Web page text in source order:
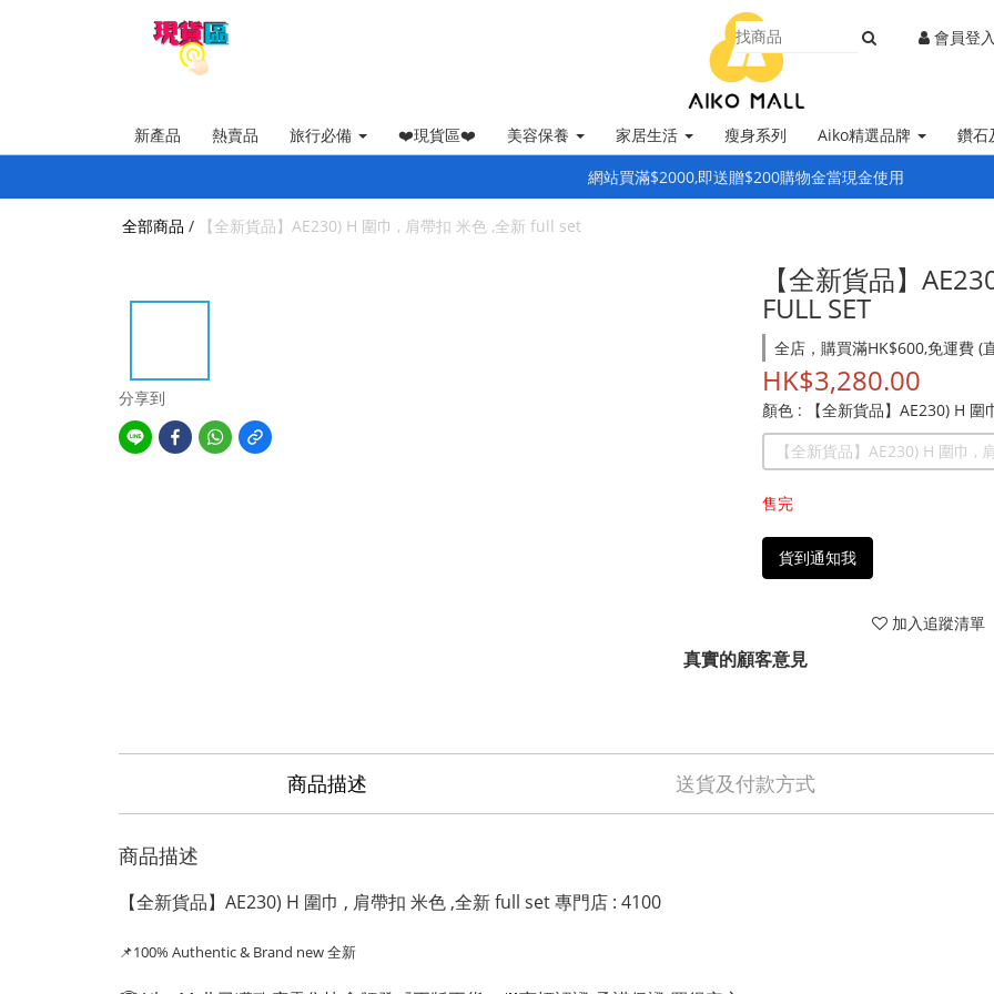
網站買滿$2000,即送贈$200購物金當現金使用
新產品 熱賣品 旅行必備 ❤️現貨區❤️ 美容保養 家居生活 瘦身系列 Aiko精選品牌 鑽石
會員登
全部商品 / 【全新貨品】AE230) H 圍巾 , 肩帶扣 米色 ,全新 full set
分享到
【全新貨品】
FULL SET
全店，購買滿HK$600,免運費 (
HK$3,280.00
顏色 : 【全新貨品】AE230) H
【全新貨品】AE230) H 圍巾 ,
售完
貨到通知我
加入追蹤清單
真實的顧客意見
商品描述 送貨及付款方式
商品描述
【全新貨品】AE230) H 圍巾 , 肩帶扣 米色 ,全新 full set 專門店 : 4100
📌100% Authentic& Brand new 全新